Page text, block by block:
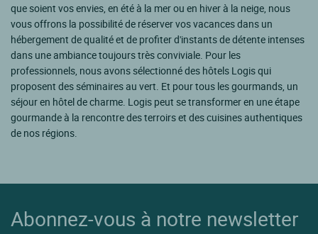
que soient vos envies, en été à la mer ou en hiver à la neige, nous
vous offrons la possibilité de réserver vos vacances dans un
hébergement de qualité et de profiter d'instants de détente intenses
dans une ambiance toujours très conviviale. Pour les
professionnels, nous avons sélectionné des hôtels Logis qui
proposent des séminaires au vert. Et pour tous les gourmands, un
séjour en hôtel de charme. Logis peut se transformer en une étape
gourmande à la rencontre des terroirs et des cuisines authentiques
de nos régions.
Abonnez-vous à notre newsletter